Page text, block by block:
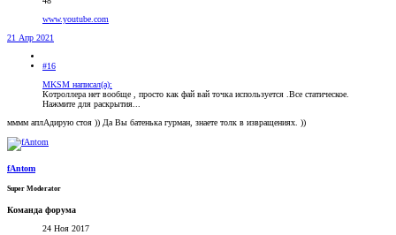
www.youtube.com
21 Апр 2021
#16
MKSM написал(а):
Котроллера нет вообще , просто как фай вай точка используется .Все статическое.
Нажмите для раскрытия...
мммм аплАдирую стоя )) Да Вы батенька гурман, знаете толк в извращениях. ))
fAntom
Super Moderator
Команда форума
24 Ноя 2017